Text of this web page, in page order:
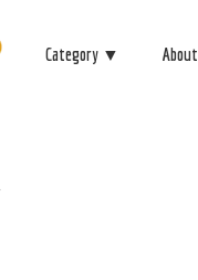
Category ▼ About